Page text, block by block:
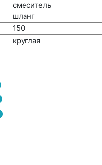
смеситель
шланг
150
круглая